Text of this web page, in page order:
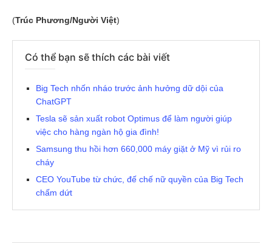
(Trúc Phương/Người Việt)
Có thể bạn sẽ thích các bài viết
Big Tech nhốn nháo trước ảnh hưởng dữ dội của
ChatGPT
Tesla sẽ sản xuất robot Optimus để làm người giúp
việc cho hàng ngàn hộ gia đình!
Samsung thu hồi hơn 660,000 máy giặt ở Mỹ vì rủi ro
cháy
CEO YouTube từ chức, đế chế nữ quyền của Big Tech
chấm dứt